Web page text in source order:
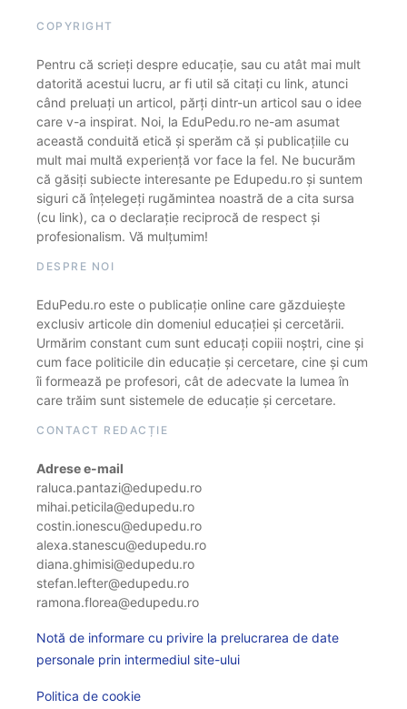
COPYRIGHT
Pentru că scrieți despre educație, sau cu atât mai mult
datorită acestui lucru, ar fi util să citați cu link, atunci
când preluați un articol, părți dintr-un articol sau o idee
care v-a inspirat. Noi, la EduPedu.ro ne-am asumat
această conduită etică și sperăm că și publicațiile cu
mult mai multă experiență vor face la fel. Ne bucurăm
că găsiți subiecte interesante pe Edupedu.ro și suntem
siguri că înțelegeți rugămintea noastră de a cita sursa
(cu link), ca o declarație reciprocă de respect și
profesionalism. Vă mulțumim!
DESPRE NOI
EduPedu.ro este o publicație online care găzduiește
exclusiv articole din domeniul educației și cercetării.
Urmărim constant cum sunt educați copiii noștri, cine și
cum face politicile din educație și cercetare, cine și cum
îi formează pe profesori, cât de adecvate la lumea în
care trăim sunt sistemele de educație și cercetare.
CONTACT REDACȚIE
Adrese e-mail
raluca.pantazi@edupedu.ro
mihai.peticila@edupedu.ro
costin.ionescu@edupedu.ro
alexa.stanescu@edupedu.ro
diana.ghimisi@edupedu.ro
stefan.lefter@edupedu.ro
ramona.florea@edupedu.ro
Notă de informare cu privire la prelucrarea de date
personale prin intermediul site-ului
Politica de cookie